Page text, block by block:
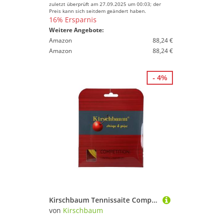
zuletzt überprüft am 27.09.2025 um 00:03; der
Preis kann sich seitdem geändert haben.
16% Ersparnis
Weitere Angebote:
Amazon
88,24 €
Amazon
88,24 €
Kirschbaum Tennissaite Competition (Haltbarkeit+Kontrolle) gelb 12m Set, Saitendicke: 1.25
von Kirschbaum
- 4%